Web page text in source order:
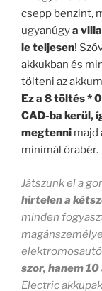
csepp benzint,
ugyanúgya
le teljesen!
akkukban és
tölteni az
Ez a 8 töltés *
CAD-ba kerül,
megtenni majd
minimál órabér.
Játszunk el a
hirtelen a
minden
szor, hanem
Electric